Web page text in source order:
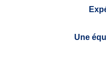
Une